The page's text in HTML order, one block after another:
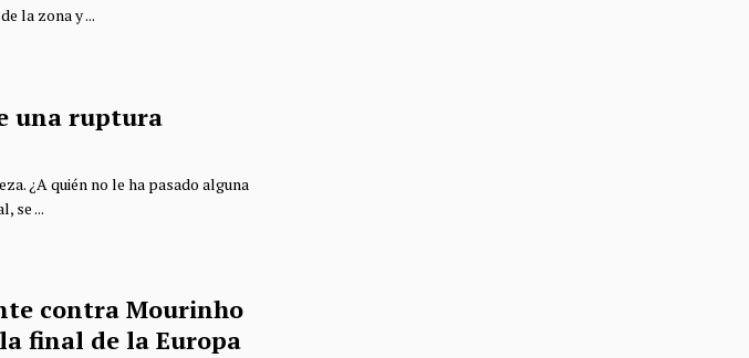
la zona y ...
una ruptura
¿A quién no le ha pasado alguna
se ...
contra Mourinho
final de la Europa